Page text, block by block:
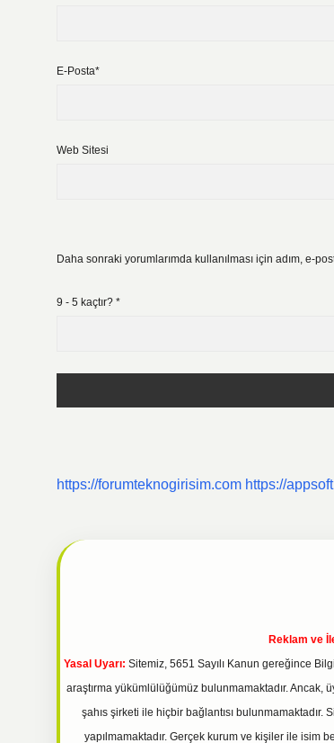
E-Posta*
Web Sitesi
Daha sonraki yorumlarımda kullanılması için adım, e-
9 - 5 kaçtır? *
https://forumteknogirisim.com https://
Reklam ve
Yasal Uyarı: Sitemiz, 5651 Sayılı Kanun gereğince
araştırma yükümlülüğümüz bulunmamaktadır. Ancak,
şahıs şirketi ile hiçbir bağlantısı bulunmamaktadır.
yapılmamaktadır. Gerçek kurum ve kişiler ile isim